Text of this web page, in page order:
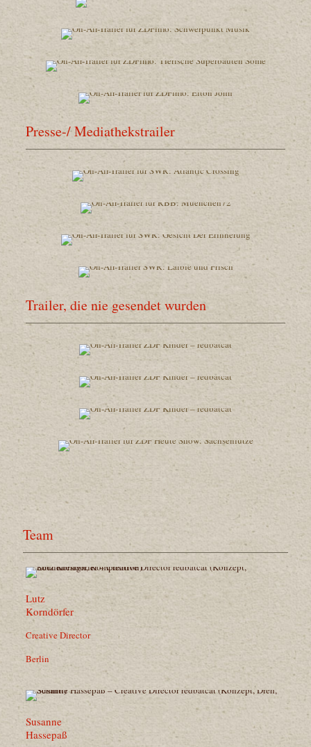
Presse-/ Mediathekstrailer
Trailer, die nie gesendet wurden
Team
Lutz
Korndörfer
Creative Director
Berlin
Susanne
Hassepaß